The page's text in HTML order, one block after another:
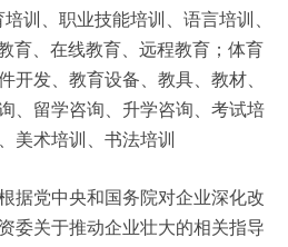
训、职业技能培训、语言培训、
育、在线教育、远程教育；体育
开发、教育设备、教具、教材、
、留学咨询、升学咨询、考试培
美术培训、书法培训
据党中央和国务院对企业深化改
委关于推动企业壮大的相关指导